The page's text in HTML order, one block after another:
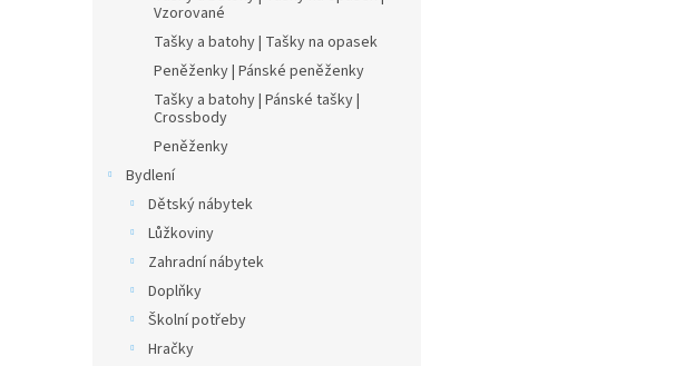
Vzorované
Tašky a batohy | Tašky na opasek
Peněženky | Pánské peněženky
Tašky a batohy | Pánské tašky |
Crossbody
Peněženky
Bydlení
Dětský nábytek
Lůžkoviny
Zahradní nábytek
Doplňky
Školní potřeby
Hračky